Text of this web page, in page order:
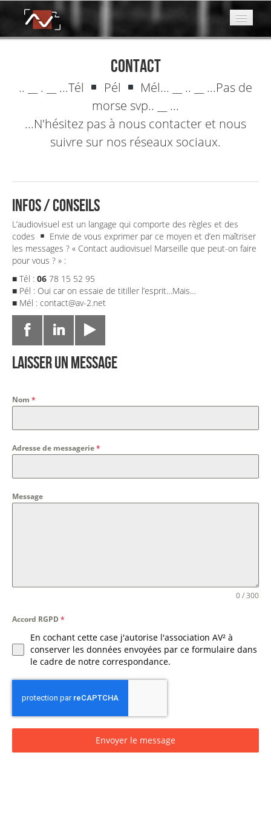
L'asso
Liens
contact
.. __ . __ ...Tél Pél
Mél... __ .. __ ...Pas de
morse svp.. __ ...
...N'hésitez pas à nous contacter et nous
suivre sur nos réseaux sociaux.
Infos / Conseils
L’audiovisuel est un langage qui comporte des règles et des
codes
Envie de vous exprimer par ce moyen et d’en maîtriser
les messages ? « Contact audiovisuel Marseille que peut-on faire
pour vous ? » :
■ Tél : 06 78 15 52 95
■ Pél : Oui car on essaie de titiller l’esprit…Mais…
■ Mél : contact@av-2.net
Laisser un message
Nom *
Adresse de messagerie*
Message
0 / 300
Accord RGPD*
En cochant cette case j'autorise l'association AV² à
conserver les données envoyées par ce formulaire dans
le cadre de notre correspondance.
Envoyer le message